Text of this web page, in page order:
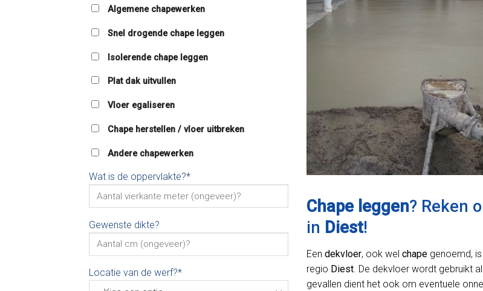
Algemene chapewerken
Snel drogende chape leggen
Isolerende chape leggen
Plat dak uitvullen
Vloer egaliseren
Chape herstellen / vloer uitbreken
Andere chapewerken
Wat is de oppervlakte?*
Gewenste dikte?
Locatie van de werf?*
Chape leggen? Reken
in Diest!
Een dekvloer, ook wel chape genoemd,
regio Diest. De dekvloer wordt gebruikt
gevallen dient het ook om eventuele